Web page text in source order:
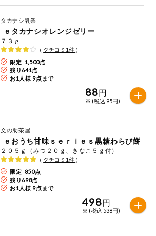
タカナシ乳業
ｅタカナシオレンジゼリー
７３ｇ
（ クチコミ 1件 ）
限定 1,500点
残り 641点
お1人様 9点まで
88円
※ (税込 95円)
文の助茶屋
ｅおうち甘味ｓｅｒｉｅｓ黒糖わらび餅
２０５ｇ（みつ２０ｇ、きなこ５ｇ付）
（ クチコミ 1件 ）
限定 850点
残り 698点
お1人様 9点まで
498円
※ (税込 538円)